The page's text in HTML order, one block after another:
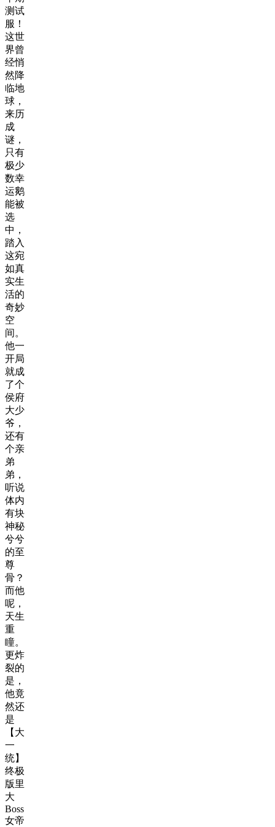
测试
服！
这世
界曾
经悄
然降
临地
球，
来历
成
谜，
只有
极少
数幸
运鹅
能被
选
中，
踏入
这宛
如真
实生
活的
奇妙
空
间。
他一
开局
就成
了个
侯府
大少
爷，
还有
个亲
弟
弟，
听说
体内
有块
神秘
兮兮
的至
尊
骨？
而他
呢，
天生
重
瞳。
更炸
裂的
是，
他竟
然还
是
【大
一
统】
终极
版里
大
Boss
女帝